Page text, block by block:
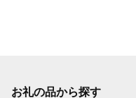
お礼の品から探す